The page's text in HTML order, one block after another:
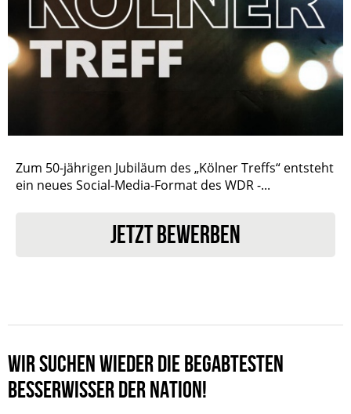
Zum 50-jährigen Jubiläum des „Kölner Treffs“ entsteht
ein neues Social-Media-Format des WDR -...
JETZT BEWERBEN
WIR SUCHEN WIEDER DIE BEGABTESTEN
BESSERWISSER DER NATION!